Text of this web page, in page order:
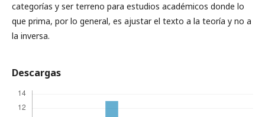
categorías y ser terreno para estudios académicos donde lo
que prima, por lo general, es ajustar el texto a la teoría y no a
la inversa.
Descargas